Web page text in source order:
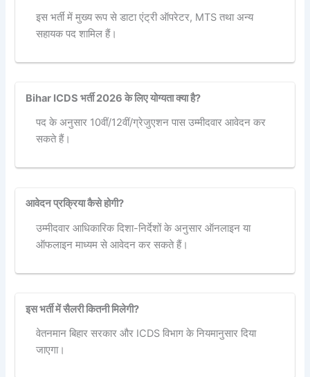
इस भर्ती में मुख्य रूप से डाटा एंट्री ऑपरेटर, MTS तथा अन्य
सहायक पद शामिल हैं।
Bihar ICDS भर्ती 2026 के लिए योग्यता क्या है?
पद के अनुसार 10वीं/12वीं/ग्रेजुएशन पास उम्मीदवार आवेदन कर
सकते हैं।
आवेदन प्रक्रिया कैसे होगी?
उम्मीदवार आधिकारिक दिशा-निर्देशों के अनुसार ऑनलाइन या
ऑफलाइन माध्यम से आवेदन कर सकते हैं।
इस भर्ती में सैलरी कितनी मिलेगी?
वेतनमान बिहार सरकार और ICDS विभाग के नियमानुसार दिया
जाएगा।